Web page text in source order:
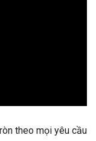
theo mọi yêu cầu